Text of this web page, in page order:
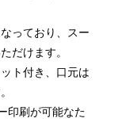
っており、スー
だけます。
ト付き、口元は
印刷が可能なた